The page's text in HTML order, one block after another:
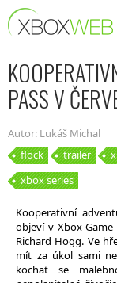
PASS V
Autor: Lukáš Michal
flock
trailer
xbox series
Kooperativní
objeví v Xbox
Richard Hogg. Ve
mít za úkol sami
kochat se